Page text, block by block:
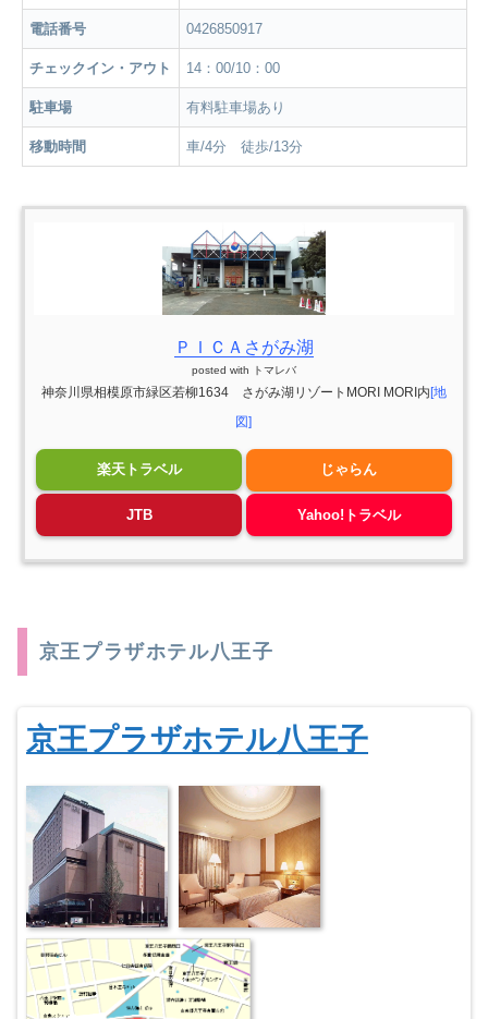
電話番号 0426850917
チェックイン・アウト 14：00/10：00
駐車場 有料駐車場あり
移動時間 車/4分 徒歩/13分
ＰＩＣＡさがみ湖
posted with トマレバ
神奈川県相模原市緑区若柳1634 さがみ湖リゾートMORI MORI内[地
図]
楽天トラベル じゃらん
JTB Yahoo!トラベル
京王プラザホテル八王子
京王プラザホテル八王子